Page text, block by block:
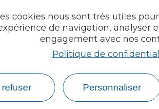
cookies nous sont très utiles
de navigation, analyser
engagement avec nos
Politique de
refuser Personnaliser
Horaires d'ouverture au
Du lundi au jeudi : 8h00 - 12h00 et
Vendredi : 8h00 -
Vivre et travailler Culture, sport